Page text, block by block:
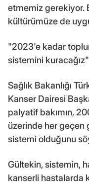
etmemiz gerekiyor.
kültürümüze de
"2023'e kadar
sistemini kuracağız"
Sağlık Bakanlığı
Kanser Dairesi
palyatif bakımın,
üzerinde her geçen
sistemi olduğunu
Gültekin, sistemin,
kanserli hastalarda